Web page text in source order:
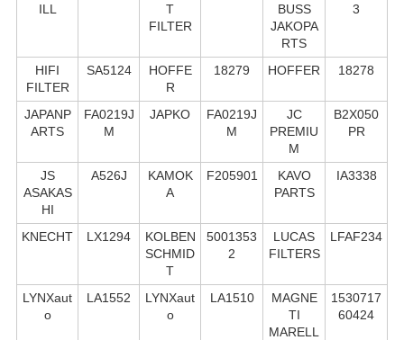
ILL
T
FILTER
BUSS
JAKOPA
RTS
3
HIFI
FILTER
SA5124
HOFFE
R
18279 HOFFER 18278
JAPANP
ARTS
FA0219J
M
JAPKO
FA0219J
M
JC
PREMIU
M
B2X050
PR
JS
ASAKAS
HI
A526J
KAMOK
A
F205901
KAVO
PARTS
IA3338
KNECHT LX1294
KOLBEN
SCHMID
T
5001353
2
LUCAS
FILTERS
LFAF234
LYNXaut
o
LA1552
LYNXaut
o
LA1510
MAGNE
TI
MARELL
1530717
60424